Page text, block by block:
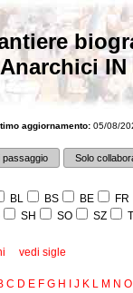
IN
aggiornamento: 05/08/
passaggio Solo
BL BS BE
FR
SH SO SZ
vedi sigle
C D E F G H J K L M N O